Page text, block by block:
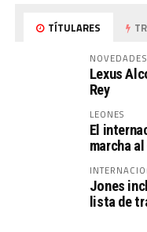
TÍTULARES
NOVEDADES
Lexus
Rey
LEONES
El
marcha
Jones
lista de